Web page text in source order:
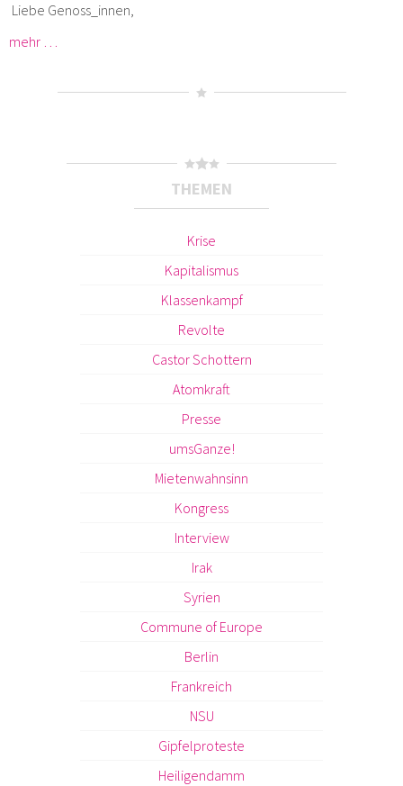
Liebe Genoss_innen,
mehr …
THEMEN
Krise
Kapitalismus
Klassenkampf
Revolte
Castor Schottern
Atomkraft
Presse
umsGanze!
Mietenwahnsinn
Kongress
Interview
Irak
Syrien
Commune of Europe
Berlin
Frankreich
NSU
Gipfelproteste
Heiligendamm